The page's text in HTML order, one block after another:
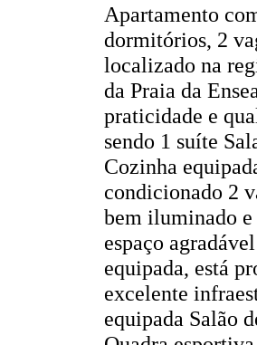
Apartamento
dormitórios, 2
localizado na
da Praia da
praticidade e
sendo 1 suíte
Cozinha
condicionado 2
bem iluminado e
espaço
equipada, está
excelente
equipada Salão